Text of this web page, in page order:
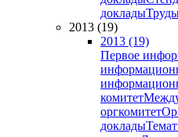
доклады
2013 (19)
2013 (19)
Первое
комитет
оргкомитет
доклады